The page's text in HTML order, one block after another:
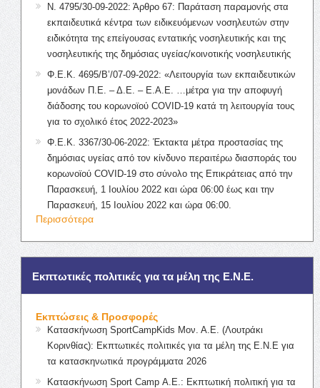
Ν. 4795/30-09-2022: Άρθρο 67: Παράταση παραμονής στα
εκπαιδευτικά κέντρα των ειδικευόμενων νοσηλευτών στην
ειδικότητα της επείγουσας εντατικής νοσηλευτικής και της
νοσηλευτικής της δημόσιας υγείας/κοινοτικής νοσηλευτικής
Φ.Ε.Κ. 4695/Β’/07-09-2022: «Λειτουργία των εκπαιδευτικών
μονάδων Π.Ε. – Δ.Ε. – Ε.Α.Ε. …μέτρα για την αποφυγή
διάδοσης του κορωνοϊού COVID-19 κατά τη λειτουργία τους
για το σχολικό έτος 2022-2023»
Φ.Ε.Κ. 3367/30-06-2022: Έκτακτα μέτρα προστασίας της
δημόσιας υγείας από τον κίνδυνο περαιτέρω διασποράς του
κορωνοϊού COVID-19 στο σύνολο της Επικράτειας από την
Παρασκευή, 1 Ιουλίου 2022 και ώρα 06:00 έως και την
Παρασκευή, 15 Ιουλίου 2022 και ώρα 06:00.
Περισσότερα
Εκπτωτικές πολιτικές για τα μέλη της Ε.Ν.Ε.
Εκπτώσεις & Προσφορές
Κατασκήνωση SportCampKids Μον. Α.Ε. (Λουτράκι
Κορινθίας): Εκπτωτικές πολιτικές για τα μέλη της Ε.Ν.Ε για
τα κατασκηνωτικά προγράμματα 2026
Κατασκήνωση Sport Camp Α.Ε.: Εκπτωτική πολιτική για τα